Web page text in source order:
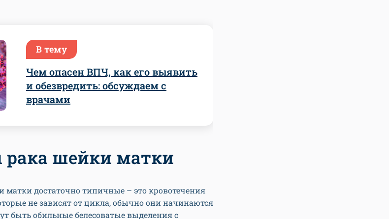
В тему
Чем опасен ВПЧ, как его выявить
и обезвредить: обсуждаем с
врачами
шейки матки
достаточно типичные – это кровотечения
не зависят от цикла, обычно они начинаются
быть обильные белесоватые выделения с